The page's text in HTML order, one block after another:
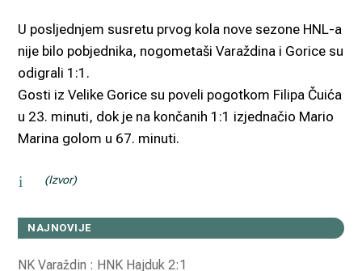
U posljednjem susretu prvog kola nove sezone HNL-a
nije bilo pobjednika, nogometaši Varaždina i Gorice su
odigrali 1:1.
Gosti iz Velike Gorice su poveli pogotkom Filipa Čuića
u 23. minuti, dok je na končanih 1:1 izjednačio Mario
Marina golom u 67. minuti.
i (Izvor)
NAJNOVIJE
NK Varaždin : HNK Hajduk 2:1